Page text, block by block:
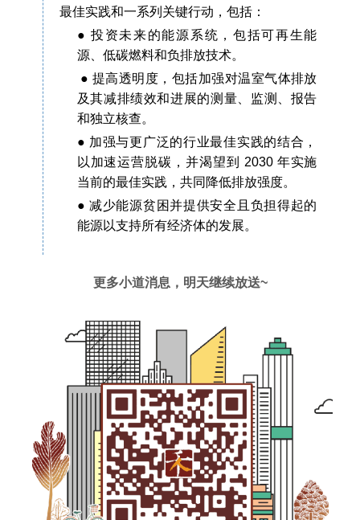
最佳实践和一系列关键行动，包括：
● 投资未来的能源系统，包括可再生能
源、低碳燃料和负排放技术。
● 提高透明度，包括加强对温室气体排放
及其减排绩效和进展的测量、监测、报告
和独立核查。
● 加强与更广泛的行业最佳实践的结合，
以加速运营脱碳，并渴望到 2030 年实施
当前的最佳实践，共同降低排放强度。
● 减少能源贫困并提供安全且负担得起的
能源以支持所有经济体的发展。
更多小道消息，明天继续放送~